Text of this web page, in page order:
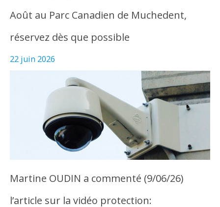
Août au Parc Canadien de Muchedent,
réservez dès que possible
22 juin 2026
Martine OUDIN a commenté (9/06/26)
l’article sur la vidéo protection: